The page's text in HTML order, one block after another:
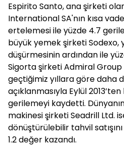
Espirito Santo, ana şirketi
International SA'nın kısa
ertelemesi ile yüzde 4.7
büyük yemek şirketi Sodexo,
düşürmesinin ardından ile
Sigorta şirketi Admiral
geçtiğimiz yıllara göre daha
açıklanmasıyla Eylül
gerilemeyi kaydetti.
makinesi şirketi Seadrill Ltd.
dönüştürülebilir tahvil
1.2 değer kazandı.